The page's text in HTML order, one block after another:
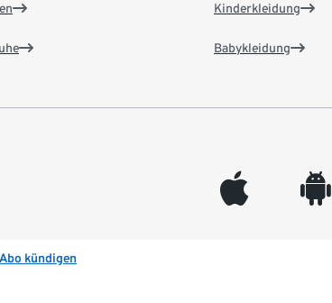
Kinderkleidung
Babykleidung
appleinc android
kündigen